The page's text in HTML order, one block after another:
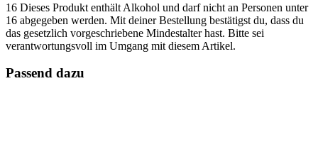
16 Dieses Produkt enthält Alkohol und darf nicht an Personen unter
16 abgegeben werden. Mit deiner Bestellung bestätigst du, dass du
das gesetzlich vorgeschriebene Mindestalter hast. Bitte sei
verantwortungsvoll im Umgang mit diesem Artikel.
Passend dazu